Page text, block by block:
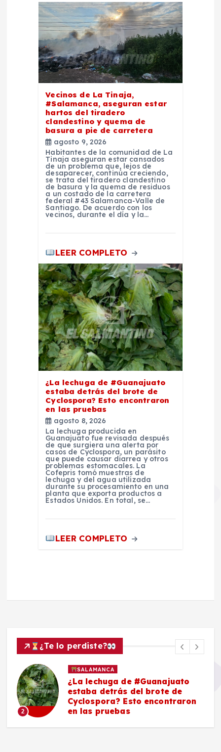
Vecinos de La Tinaja,
#Salamanca, aseguran estar
hartos del tiradero
clandestino y quema de
basura a pie de carretera
agosto 9, 2026
Habitantes de la comunidad de La
Tinaja aseguran estar cansados
de un problema que, lejos de
desaparecer, continúa creciendo,
se trata del tiradero clandestino
de basura y la quema de residuos
a un costado de la carretera
federal #43 Salamanca-Valle de
Santiago. De acuerdo con los
vecinos, durante el día y la…
LEER COMPLETO
¿La lechuga de #Guanajuato
estaba detrás del brote de
Cyclospora? Esto encontraron
en las pruebas
agosto 8, 2026
La lechuga producida en
Guanajuato fue revisada después
de que surgiera una alerta por
casos de Cyclospora, un parásito
que puede causar diarrea y otros
problemas estomacales. La
Cofepris tomó muestras de
lechuga y del agua utilizada
durante su procesamiento en una
planta que exporta productos a
Estados Unidos. En total, se…
LEER COMPLETO
¿Te lo perdiste?
2
SALAMANCA
¿La lechuga de #Guanajuato
estaba detrás del brote de
Cyclospora? Esto encontraron
en las pruebas